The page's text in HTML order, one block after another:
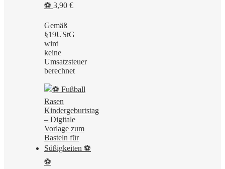
⚽ 3,90 €
Gemäß
§19UStG
wird
keine
Umsatzsteuer
berechnet
⚽